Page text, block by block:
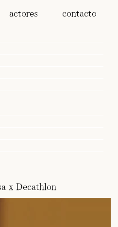
actores contacto
x Decathlon